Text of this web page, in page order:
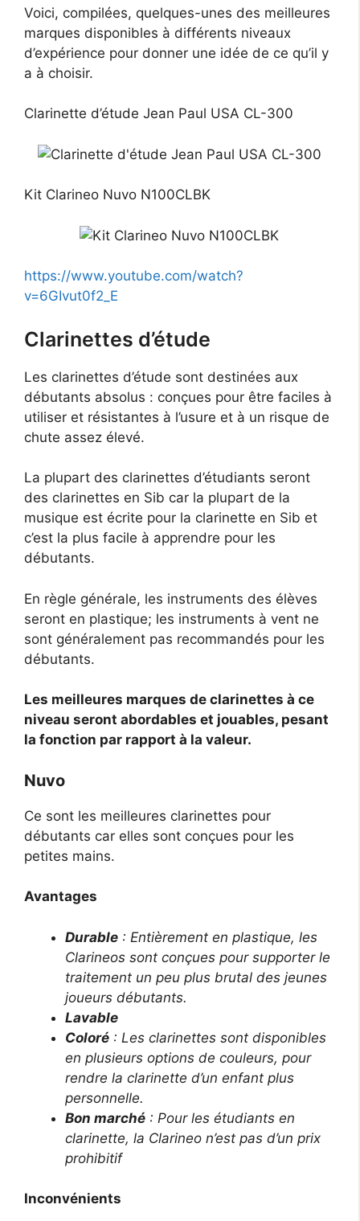
Voici, compilées, quelques-unes des meilleures
marques disponibles à différents niveaux
d’expérience pour donner une idée de ce qu’il y
a à choisir.
Clarinette d’étude Jean Paul USA CL-300
Kit Clarineo Nuvo N100CLBK
https://www.youtube.com/watch?
v=6GIvut0f2_E
Clarinettes d’étude
Les clarinettes d’étude sont destinées aux
débutants absolus : conçues pour être faciles à
utiliser et résistantes à l’usure et à un risque de
chute assez élevé.
La plupart des clarinettes d’étudiants seront
des clarinettes en Sib car la plupart de la
musique est écrite pour la clarinette en Sib et
c’est la plus facile à apprendre pour les
débutants.
En règle générale, les instruments des élèves
seront en plastique; les instruments à vent ne
sont généralement pas recommandés pour les
débutants.
Les meilleures marques de clarinettes à ce
niveau seront abordables et jouables, pesant
la fonction par rapport à la valeur.
Nuvo
Ce sont les meilleures clarinettes pour
débutants car elles sont conçues pour les
petites mains.
Avantages
Durable : Entièrement en plastique, les
Clarineos sont conçues pour supporter le
traitement un peu plus brutal des jeunes
joueurs débutants.
Lavable
Coloré : Les clarinettes sont disponibles
en plusieurs options de couleurs, pour
rendre la clarinette d’un enfant plus
personnelle.
Bon marché : Pour les étudiants en
clarinette, la Clarineo n’est pas d’un prix
prohibitif
Inconvénients